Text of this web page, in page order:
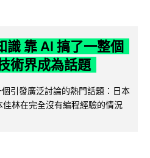
識 靠 AI 搞了一整個
術界成為話題
引發廣泛討論的熱門話題：日本
林在完全沒有編程經驗的情況